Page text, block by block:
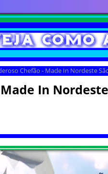
Chefão - Made In Nordeste
In